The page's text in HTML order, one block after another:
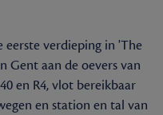
eerste verdieping in 'The
Gent aan de oevers van
en R4, vlot bereikbaar
en station en tal van